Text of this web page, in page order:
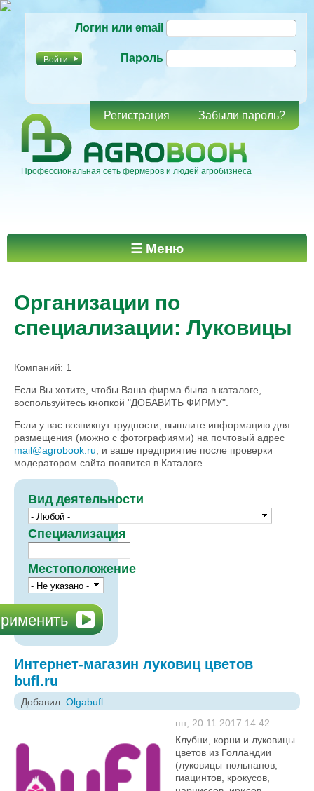
основному
Логин или email
Пароль
Регистрация Забыли пароль?
Профессиональная сеть фермеров и людей агробизнеса
Главное меню ☰ Меню
Организации по
специализации: Луковицы
Компаний: 1
Если Вы хотите, чтобы Ваша фирма была в каталоге,
воспользуйтесь кнопкой "ДОБАВИТЬ ФИРМУ".
Если у вас возникнут трудности, вышлите информацию для
размещения (можно с фотографиями) на почтовый адрес
mail@agrobook.ru , и ваше предприятие после проверки
модератором сайта появится в Каталоге.
Вид деятельности
Специализация
Местоположение
Интернет-магазин луковиц цветов
bufl.ru
Добавил: Olgabufl
пн, 20.11.2017 14:42
Клубни, корни и луковицы
цветов из Голландии
(луковицы тюльпанов,
гиацинтов, крокусов,